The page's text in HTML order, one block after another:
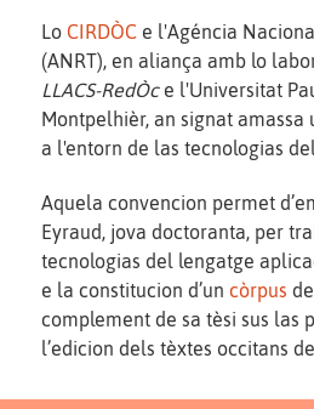
Lo CIRDÒC e l'Agéncia
(ANRT), en aliança amb lo
LLACS-RedÒce l'Universitat
Montpelhièr, an signat amassa
a l'entorn de las tecnologias
Aquela convencion permet
Eyraud, jova doctoranta, per
tecnologias del lengatge
e la constitucion d’un còrpus
complement de sa tèsi sus las
l’edicion dels tèxtes occitans